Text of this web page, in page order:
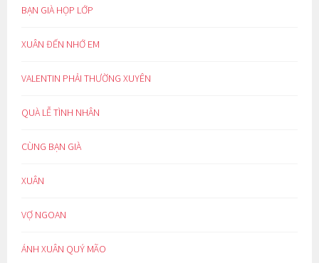
BẠN GIÀ HỌP LỚP
XUÂN ĐẾN NHỚ EM
VALENTIN PHẢI THƯỜNG XUYÊN
QUÀ LỄ TÌNH NHÂN
CÙNG BẠN GIÀ
XUÂN
VỢ NGOAN
ÁNH XUÂN QUÝ MÃO